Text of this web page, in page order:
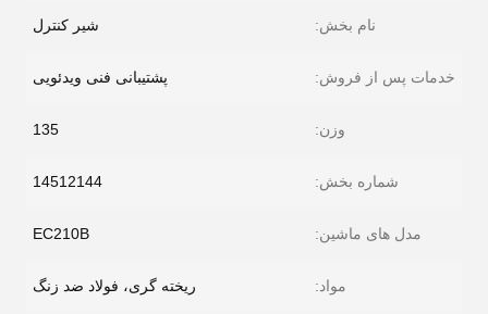
نام بخش: شیر کنترل
خدمات پس از فروش: پشتیبانی فنی ویدئویی
وزن: 135
شماره بخش: 14512144
مدل های ماشین: EC210B
مواد: ریخته گری، فولاد ضد زنگ